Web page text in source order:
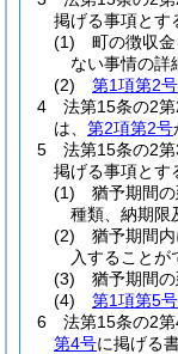
掲げる事項とす
(1)
町の徴収
ない事情の詳
(2)
第1項第2号
4
法第15条の2
は、 第2項第2号
5
法第15条の2
掲げる事項とす
(1)
猶予期間
種類、納期限
(2)
猶予期間
入することが
(3)
猶予期間
(4)
第1項第5号
6
法第15条の2第
第4号に掲げる